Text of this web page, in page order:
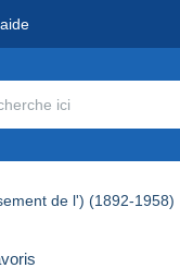
de l') (1892-1958)